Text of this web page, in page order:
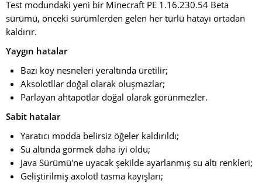
Test modundaki yeni bir Minecraft PE 1.16.230.54 Beta
sürümü, önceki sürümlerden gelen her türlü hatayı ortadan
kaldırır.
Yaygın hatalar
Bazı köy nesneleri yeraltında üretilir;
Aksolotllar doğal olarak oluşmazlar;
Parlayan ahtapotlar doğal olarak görünmezler.
Sabit hatalar
Yaratıcı modda belirsiz öğeler kaldırıldı;
Su altında görmek daha iyi oldu;
Java Sürümü'ne uyacak şekilde ayarlanmış su altı renkleri;
Geliştirilmiş axolotl tasma kayışları;